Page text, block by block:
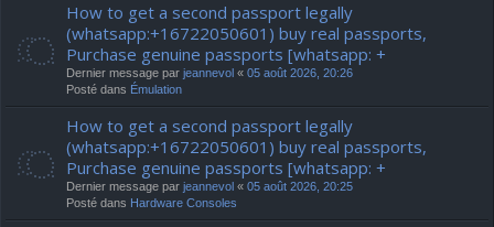
How to get a second passport legally
(whatsapp:+16722050601) buy real passports,
Purchase genuine passports [whatsapp: +
Dernier message par jeannevol « 05 août 2026, 20:26
Posté dans Émulation
How to get a second passport legally
(whatsapp:+16722050601) buy real passports,
Purchase genuine passports [whatsapp: +
Dernier message par jeannevol « 05 août 2026, 20:25
Posté dans Hardware Consoles